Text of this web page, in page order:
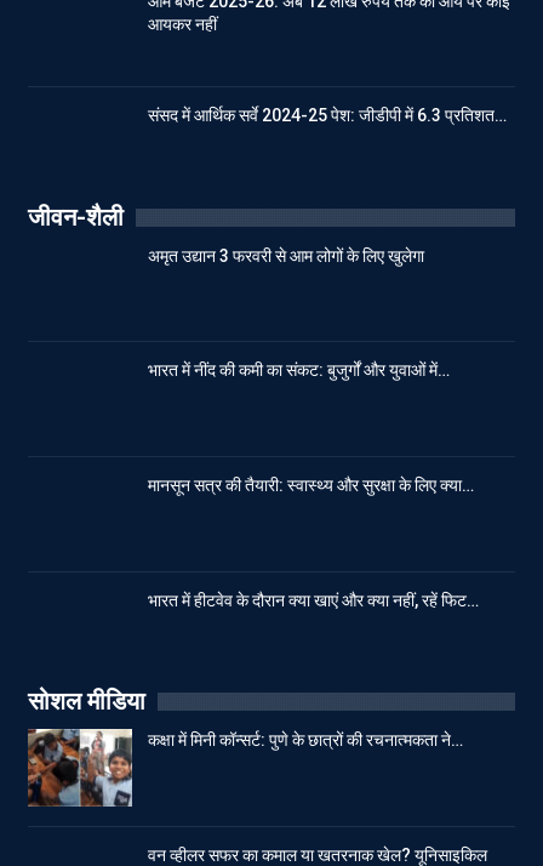
आयकर नहीं
संसद में आर्थिक सर्वे 2024-25 पेश: जीडीपी में 6.3 प्रतिशत…
जीवन-शैली
अमृत उद्यान 3 फरवरी से आम लोगों के लिए खुलेगा
भारत में नींद की कमी का संकट: बुजुर्गों और युवाओं में…
मानसून सत्र की तैयारी: स्वास्थ्य और सुरक्षा के लिए क्या…
भारत में हीटवेव के दौरान क्या खाएं और क्या नहीं, रहें फिट…
सोशल मीडिया
कक्षा में मिनी कॉन्सर्ट: पुणे के छात्रों की रचनात्मकता ने…
वन व्हीलर सफर का कमाल या खतरनाक खेल? यूनिसाइकिल